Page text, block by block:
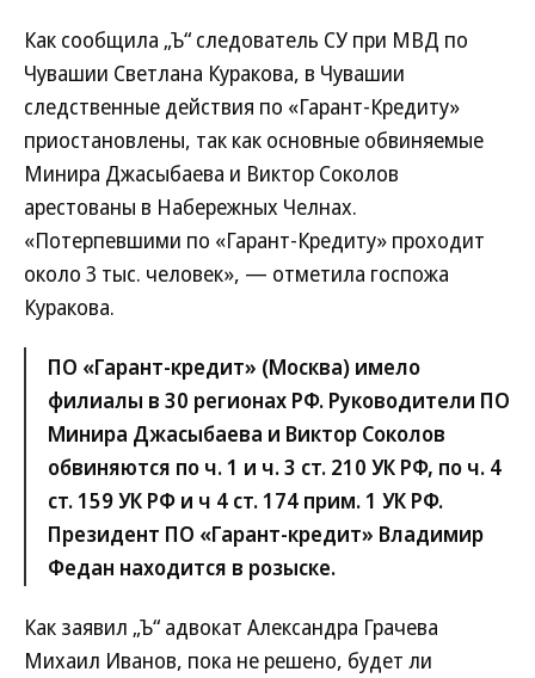
Как сообщила „Ъ“ следователь СУ при МВД по
Чувашии Светлана Куракова, в Чувашии
следственные действия по «Гарант-Кредиту»
приостановлены, так как основные обвиняемые
Минира Джасыбаева и Виктор Соколов
арестованы в Набережных Челнах.
«Потерпевшими по «Гарант-Кредиту» проходит
около 3 тыс. человек», — отметила госпожа
Куракова.
ПО «Гарант-кредит» (Москва) имело
филиалы в 30 регионах РФ. Руководители ПО
Минира Джасыбаева и Виктор Соколов
обвиняются по ч. 1 и ч. 3 ст. 210 УК РФ, по ч. 4
ст. 159 УК РФ и ч 4 ст. 174 прим. 1 УК РФ.
Президент ПО «Гарант-кредит» Владимир
Федан находится в розыске.
Как заявил „Ъ“ адвокат Александра Грачева
Михаил Иванов, пока не решено, будет ли